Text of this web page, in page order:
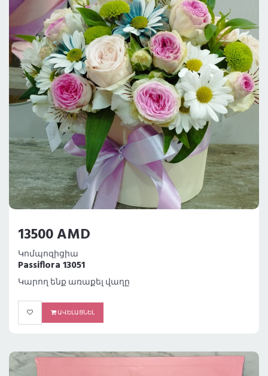
13500 AMD
Կոմպոզիցիա
Passiflora 13051
Կարող ենք առաքել վաղը
ԱՎԵԼԱՑՆԵԼ